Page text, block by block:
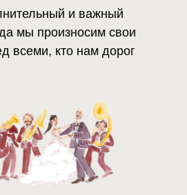
и важный
мы произносим свои
всеми, кто нам дорог